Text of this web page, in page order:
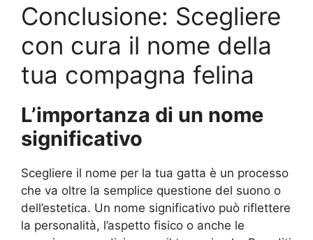
Conclusione: Scegliere
con cura il nome della
tua compagna felina
L’importanza di un nome
significativo
Scegliere il nome per la tua gatta è un processo
che va oltre la semplice questione del suono o
dell’estetica. Un nome significativo può riflettere
la personalità, l’aspetto fisico o anche le